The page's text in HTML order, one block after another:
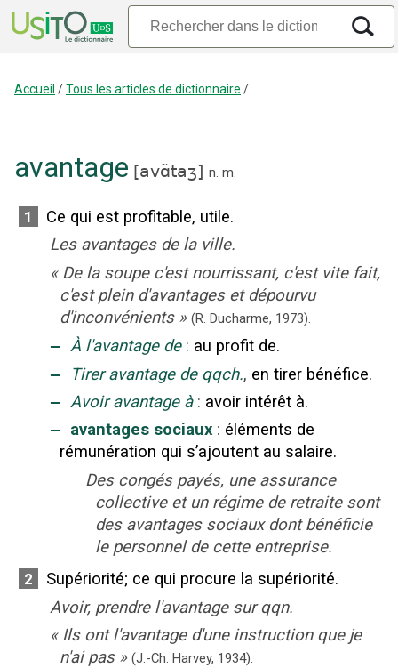
Accueil /Tous les articles de dictionnaire /
avantage [avɑ̃taʒ] n. m.
1
Ce qui est profitable, utile.
Les avantages de la ville.
« De la soupe c'est nourrissant, c'est vite fait,
c'est plein d'avantages et dépourvu
d'inconvénients » (R. Ducharme, 1973).
‒ À l'avantage de : au profit de.
‒ Tirer avantage de qqch., en tirer bénéfice.
‒ Avoir avantage à : avoir intérêt à.
‒ avantages sociaux : éléments de
rémunération qui s’ajoutent au salaire.
Des congés payés, une assurance
collective et un régime de retraite sont
des avantages sociaux dont bénéficie
le personnel de cette entreprise.
2 Supériorité; ce qui procure la supériorité.
Avoir, prendre l'avantage sur qqn.
« Ils ont l'avantage d'une instruction que je
n'ai pas » (J.-Ch. Harvey, 1934).